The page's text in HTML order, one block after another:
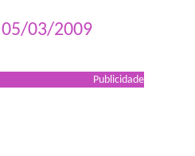
05/03/2009
Publicidade